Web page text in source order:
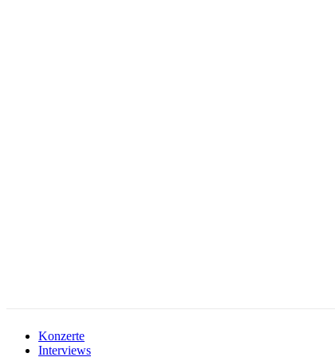
Konzerte
Interviews